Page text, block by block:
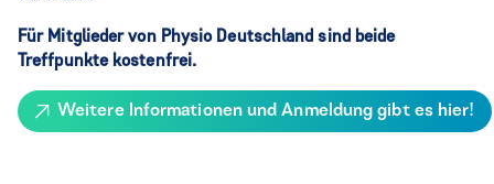
Für Mitglieder von Physio Deutschland sind beide
Treffpunkte kostenfrei.
Weitere Informationen und Anmeldung gibt es hier!